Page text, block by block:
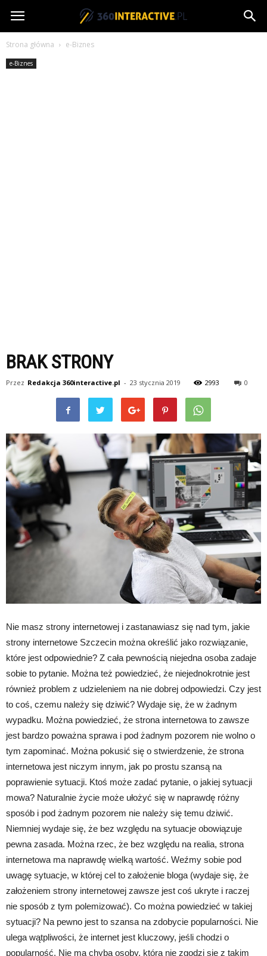
360interactive.pl
Strona główna e-Biznes
e-Biznes
BRAK STRONY
Przez Redakcja 360interactive.pl - 23 stycznia 2019 2993 0
Nie masz strony internetowej i zastanawiasz się nad tym, jakie
strony internetowe Szczecin można określić jako rozwiązanie,
które jest odpowiednie? Z cała pewnością niejedna osoba zadaje
sobie to pytanie. Można też powiedzieć, że niejednokrotnie jest
również problem z udzieleniem na nie dobrej odpowiedzi. Czy jest
to coś, czemu należy się dziwić? Wydaje się, że w żadnym
wypadku. Można powiedzieć, że strona internetowa to zawsze
jest bardzo poważna sprawa i pod żadnym pozorem nie wolno o
tym zapominać. Można pokusić się o stwierdzenie, że strona
internetowa jest niczym innym, jak po prostu szansą na
poprawienie sytuacji. Ktoś może zadać pytanie, o jakiej sytuacji
mowa? Naturalnie życie może ułożyć się w naprawdę różny
sposób i pod żadnym pozorem nie należy się temu dziwić.
Niemniej wydaje się, że bez względu na sytuacje obowiązuje
pewna zasada. Można rzec, że bez względu na realia, strona
internetowa ma naprawdę wielką wartość. Weźmy sobie pod
uwagę sytuacje, w której cel to założenie bloga (wydaje się, że
założeniem strony internetowej zawsze jest coś ukryte i raczej
nie sposób z tym polemizować). Co można powiedzieć w takiej
sytuacji? Na pewno jest to szansa na zdobycie popularności. Nie
ulega wątpliwości, że internet jest kluczowy, jeśli chodzi o
popularność. Nie ma chyba osoby, która nie zgodzi się z takim